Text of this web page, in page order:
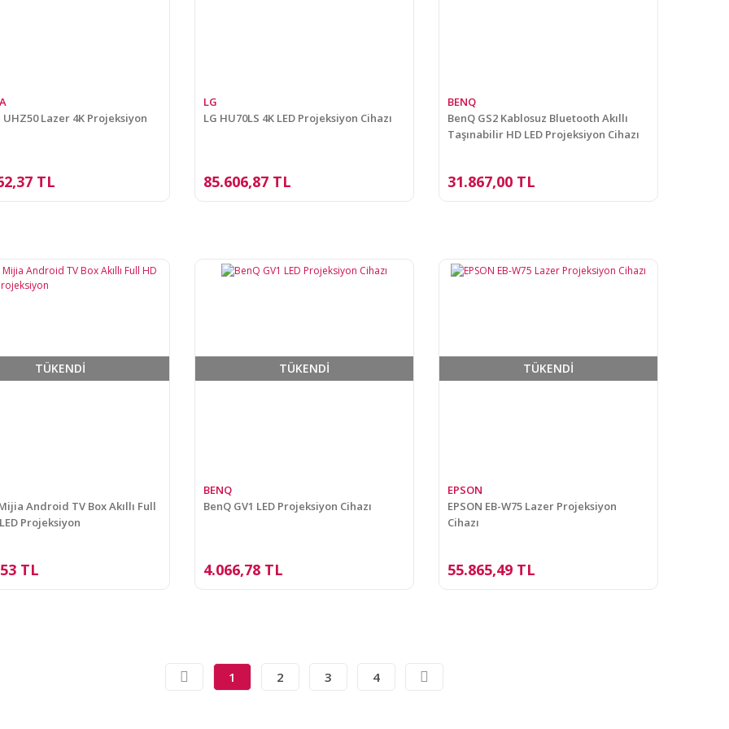
Lazer 4K Projeksiyon
TL
LG
LG HU70LS 4K LED Projeksiyon Cihazı
85.606,87 TL
BENQ
BenQ GS2 Kablosuz Bluetooth Akıllı
Taşınabilir HD LED Projeksiyon Cihazı
31.867,00 TL
TÜKENDİ
Android TV Box Akıllı Full
Projeksiyon
TL
TÜKENDİ
BENQ
BenQ GV1 LED Projeksiyon Cihazı
4.066,78 TL
TÜKENDİ
EPSON
EPSON EB-W75 Lazer Projeksiyon
Cihazı
55.865,49 TL
1 2 3 4